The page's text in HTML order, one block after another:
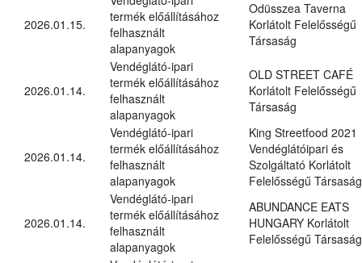
2026.01.15.
termék előállításához
felhasznált
alapanyagok
Odüsszea Taverna
Korlátolt Felelősségű
Társaság
2026.01.14.
Vendéglátó-ipari
termék előállításához
felhasznált
alapanyagok
OLD STREET CAFÉ
Korlátolt Felelősségű
Társaság
2026.01.14.
Vendéglátó-ipari
termék előállításához
felhasznált
alapanyagok
King Streetfood 2021
Vendéglátóipari és
Szolgáltató Korlátolt
Felelősségű Társaság
2026.01.14.
Vendéglátó-ipari
termék előállításához
felhasznált
alapanyagok
ABUNDANCE EATS
HUNGARY Korlátolt
Felelősségű Társaság